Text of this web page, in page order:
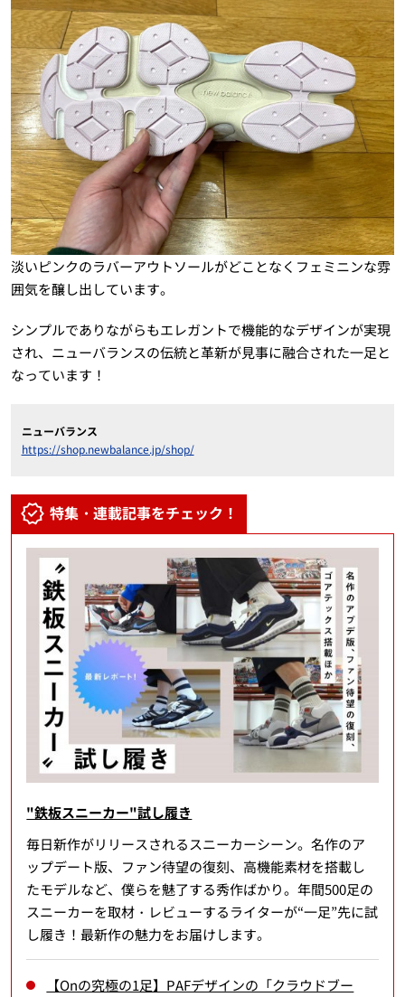
淡いピンクのラバーアウトソールがどことなくフェミニンな雰
囲気を醸し出しています。
シンプルでありながらもエレガントで機能的なデザインが実現
され、ニューバランスの伝統と革新が見事に融合された一足と
なっています！
ニューバランス
https://shop.newbalance.jp/shop/
特集・連載記事をチェック！
"鉄板スニーカー"試し履き
毎日新作がリリースされるスニーカーシーン。名作のア
ップデート版、ファン待望の復刻、高機能素材を搭載し
たモデルなど、僕らを魅了する秀作ばかり。年間500足の
スニーカーを取材・レビューするライターが“一足”先に試
し履き！最新作の魅力をお届けします。
【Onの究極の1足】PAFデザインの「クラウドブー